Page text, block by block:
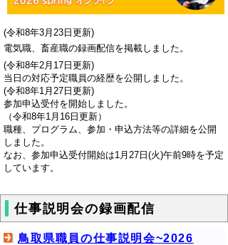
(令和8年3月23日更新)
電気職、畜産職の録画配信を掲載しました。
(令和8年2月17日更新)
当日の対応予定職員の経歴を公開しました。
(令和8年1月27日更新)
参加申込受付を開始しました。
（令和8年1月16日更新）
職種、プログラム、参加・申込方法等の詳細を公開
しました。
なお、参加申込受付開始は1月27日(火)午前9時を予定
しています。
仕事説明会の録画配信
鳥取県職員の仕事説明会~2026